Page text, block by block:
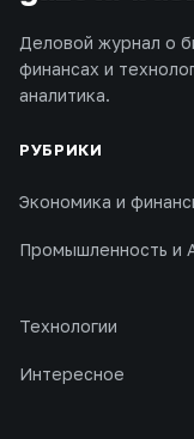
Деловой журнал о
финансах и
аналитика.
РУБРИКИ
Экономика и
Промышленность и
Технологии
Интересное